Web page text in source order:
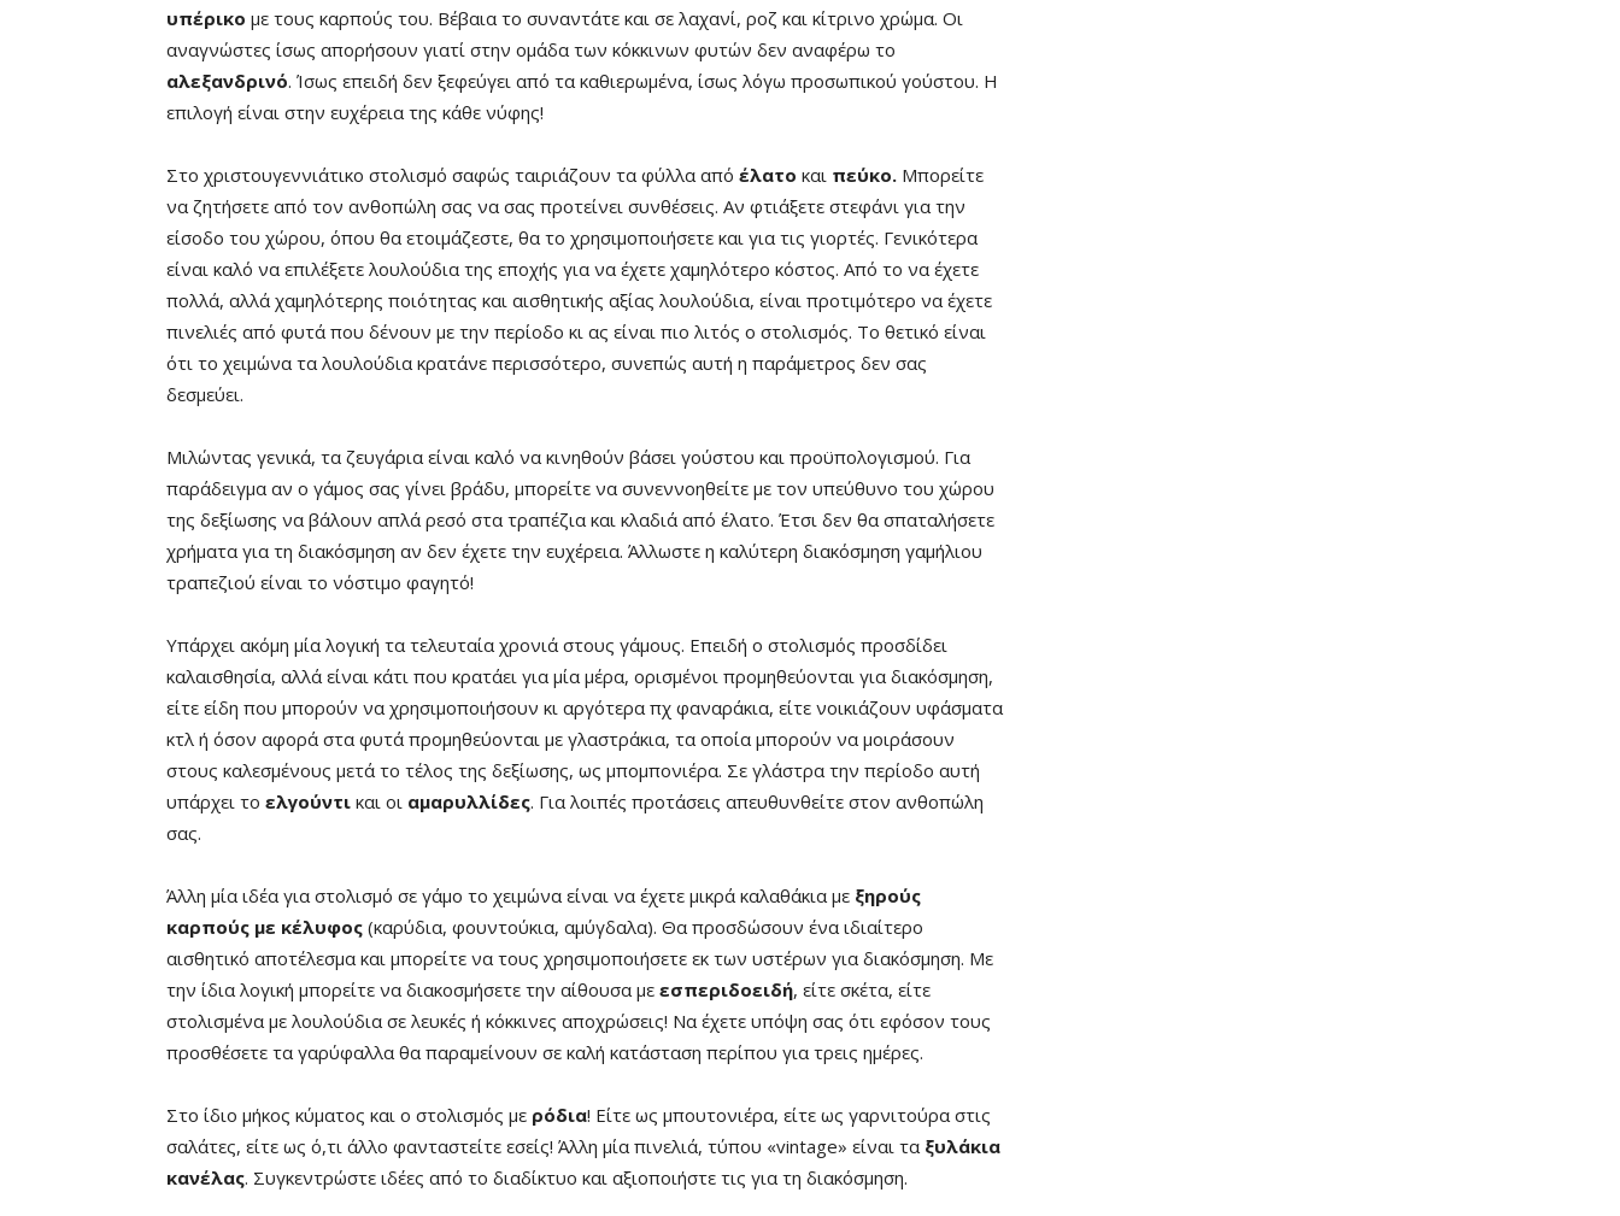
υπέρικο με τους καρπούς του. Βέβαια το συναντάτε και σε λαχανί, ροζ και κίτρινο χρώμα. Οι
αναγνώστες ίσως απορήσουν γιατί στην ομάδα των κόκκινων φυτών δεν αναφέρω το
αλεξανδρινό. Ίσως επειδή δεν ξεφεύγει από τα καθιερωμένα, ίσως λόγω προσωπικού γούστου. Η
επιλογή είναι στην ευχέρεια της κάθε νύφης!
Στο χριστουγεννιάτικο στολισμό σαφώς ταιριάζουν τα φύλλα από έλατο και πεύκο. Μπορείτε
να ζητήσετε από τον ανθοπώλη σας να σας προτείνει συνθέσεις. Αν φτιάξετε στεφάνι για την
είσοδο του χώρου, όπου θα ετοιμάζεστε, θα το χρησιμοποιήσετε και για τις γιορτές. Γενικότερα
είναι καλό να επιλέξετε λουλούδια της εποχής για να έχετε χαμηλότερο κόστος. Από το να έχετε
πολλά, αλλά χαμηλότερης ποιότητας και αισθητικής αξίας λουλούδια, είναι προτιμότερο να έχετε
πινελιές από φυτά που δένουν με την περίοδο κι ας είναι πιο λιτός ο στολισμός. Το θετικό είναι
ότι το χειμώνα τα λουλούδια κρατάνε περισσότερο, συνεπώς αυτή η παράμετρος δεν σας
δεσμεύει.
Μιλώντας γενικά, τα ζευγάρια είναι καλό να κινηθούν βάσει γούστου και προϋπολογισμού. Για
παράδειγμα αν ο γάμος σας γίνει βράδυ, μπορείτε να συνεννοηθείτε με τον υπεύθυνο του χώρου
της δεξίωσης να βάλουν απλά ρεσό στα τραπέζια και κλαδιά από έλατο. Έτσι δεν θα σπαταλήσετε
χρήματα για τη διακόσμηση αν δεν έχετε την ευχέρεια. Άλλωστε η καλύτερη διακόσμηση γαμήλιου
τραπεζιού είναι το νόστιμο φαγητό!
Υπάρχει ακόμη μία λογική τα τελευταία χρονιά στους γάμους. Επειδή ο στολισμός προσδίδει
καλαισθησία, αλλά είναι κάτι που κρατάει για μία μέρα, ορισμένοι προμηθεύονται για διακόσμηση,
είτε είδη που μπορούν να χρησιμοποιήσουν κι αργότερα πχ φαναράκια, είτε νοικιάζουν υφάσματα
κτλ ή όσον αφορά στα φυτά προμηθεύονται με γλαστράκια, τα οποία μπορούν να μοιράσουν
στους καλεσμένους μετά το τέλος της δεξίωσης, ως μπομπονιέρα. Σε γλάστρα την περίοδο αυτή
υπάρχει το ελγούντι και οι αμαρυλλίδες. Για λοιπές προτάσεις απευθυνθείτε στον ανθοπώλη
σας.
Άλλη μία ιδέα για στολισμό σε γάμο το χειμώνα είναι να έχετε μικρά καλαθάκια με ξηρούς
καρπούς με κέλυφος (καρύδια, φουντούκια, αμύγδαλα). Θα προσδώσουν ένα ιδιαίτερο
αισθητικό αποτέλεσμα και μπορείτε να τους χρησιμοποιήσετε εκ των υστέρων για διακόσμηση. Με
την ίδια λογική μπορείτε να διακοσμήσετε την αίθουσα με εσπεριδοειδή, είτε σκέτα, είτε
στολισμένα με λουλούδια σε λευκές ή κόκκινες αποχρώσεις! Να έχετε υπόψη σας ότι εφόσον τους
προσθέσετε τα γαρύφαλλα θα παραμείνουν σε καλή κατάσταση περίπου για τρεις ημέρες.
Στο ίδιο μήκος κύματος και ο στολισμός με ρόδια! Είτε ως μπουτονιέρα, είτε ως γαρνιτούρα στις
σαλάτες, είτε ως ό,τι άλλο φανταστείτε εσείς! Άλλη μία πινελιά, τύπου «vintage» είναι τα ξυλάκια
κανέλας. Συγκεντρώστε ιδέες από το διαδίκτυο και αξιοποιήστε τις για τη διακόσμηση.